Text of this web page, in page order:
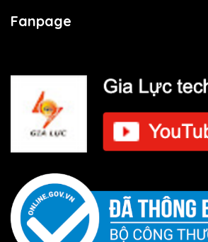
Fanpage